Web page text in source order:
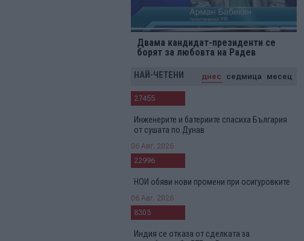
Двама кандидат-президенти се
борят за любовта на Радев
НАЙ-ЧЕТЕНИ днес седмица месец
27455
Инженерите и батериите спасиха България
от сушата по Дунав
06 Авг. 2026
22996
НОИ обяви нови промени при осигуровките
06 Авг. 2026
8303
Индия се отказа от сделката за